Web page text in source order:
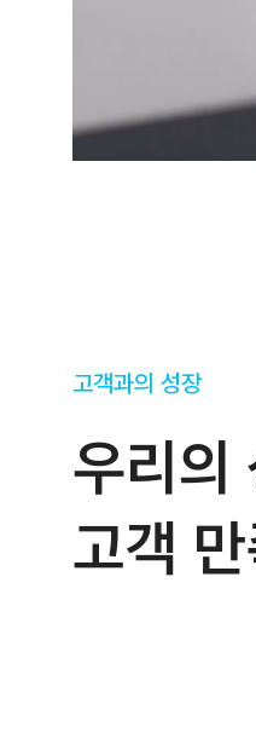
고객과의 성장
우리의
고객